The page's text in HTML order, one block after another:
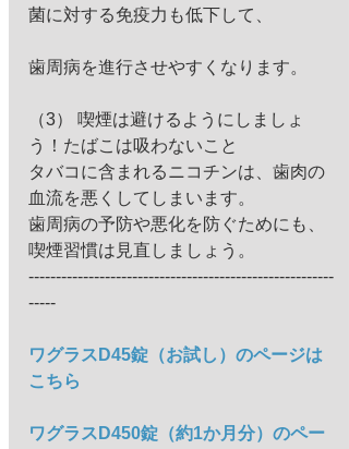
菌に対する免疫力も低下して、
歯周病を進行させやすくなります。
（3） 喫煙は避けるようにしましょ
う！たばこは吸わないこと
タバコに含まれるニコチンは、歯肉の
血流を悪くしてしまいます。
歯周病の予防や悪化を防ぐためにも、
喫煙習慣は見直しましょう。
--------------------------------------------------------
-----
ワグラスD45錠（お試し）のページは
こちら
ワグラスD450錠（約1か月分）のペー